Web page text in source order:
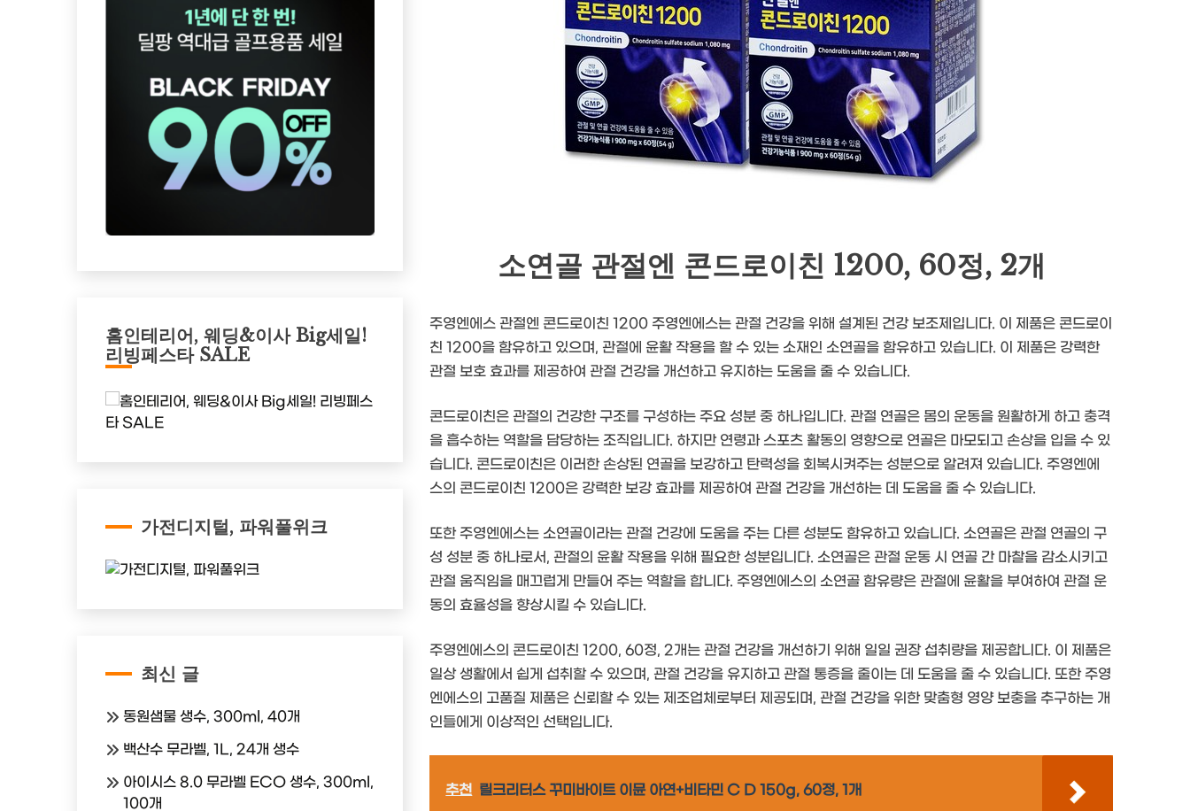
소연골 관절엔 콘드로이친 1200, 60정, 2개
주영엔에스 관절엔 콘드로이친 1200 주영엔에스는 관절 건강을 위해 설계된 건강 보조제입니다. 이 제품은 콘드로이
친 1200을 함유하고 있으며, 관절에 윤활 작용을 할 수 있는 소재인 소연골을 함유하고 있습니다. 이 제품은 강력한
관절 보호 효과를 제공하여 관절 건강을 개선하고 유지하는 도움을 줄 수 있습니다.
콘드로이친은 관절의 건강한 구조를 구성하는 주요 성분 중 하나입니다. 관절 연골은 몸의 운동을 원활하게 하고 충격
을 흡수하는 역할을 담당하는 조직입니다. 하지만 연령과 스포츠 활동의 영향으로 연골은 마모되고 손상을 입을 수 있
습니다. 콘드로이친은 이러한 손상된 연골을 보강하고 탄력성을 회복시켜주는 성분으로 알려져 있습니다. 주영엔에
스의 콘드로이친 1200은 강력한 보강 효과를 제공하여 관절 건강을 개선하는 데 도움을 줄 수 있습니다.
또한 주영엔에스는 소연골이라는 관절 건강에 도움을 주는 다른 성분도 함유하고 있습니다. 소연골은 관절 연골의 구
성 성분 중 하나로서, 관절의 윤활 작용을 위해 필요한 성분입니다. 소연골은 관절 운동 시 연골 간 마찰을 감소시키고
관절 움직임을 매끄럽게 만들어 주는 역할을 합니다. 주영엔에스의 소연골 함유량은 관절에 윤활을 부여하여 관절 운
동의 효율성을 향상시킬 수 있습니다.
주영엔에스의 콘드로이친 1200, 60정, 2개는 관절 건강을 개선하기 위해 일일 권장 섭취량을 제공합니다. 이 제품은
일상 생활에서 쉽게 섭취할 수 있으며, 관절 건강을 유지하고 관절 통증을 줄이는 데 도움을 줄 수 있습니다. 또한 주영
엔에스의 고품질 제품은 신뢰할 수 있는 제조업체로부터 제공되며, 관절 건강을 위한 맞춤형 영양 보충을 추구하는 개
인들에게 이상적인 선택입니다.
추천 릴크리터스 꾸미바이트 이뮨 아연+비타민 C D 150g, 60정, 1개
홈인테리어, 웨딩&이사 Big세일!
리빙페스타 SALE
가전디지털, 파워풀위크
최신 글
동원샘물 생수, 300ml, 40개
백산수 무라벨, 1L, 24개 생수
아이시스 8.0 무라벨 ECO 생수, 300ml,
100개